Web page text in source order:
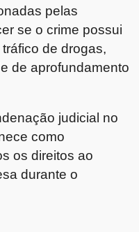
pelas
se o crime possui
de drogas,
de aprofundamento
judicial no
como
os direitos ao
durante o